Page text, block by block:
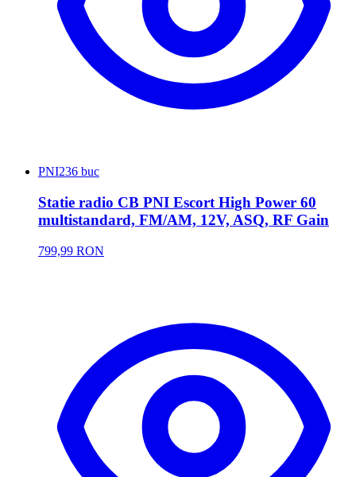
PNI236 buc
Statie radio CB PNI Escort High Power 60
multistandard, FM/AM, 12V, ASQ, RF Gain
799,99 RON